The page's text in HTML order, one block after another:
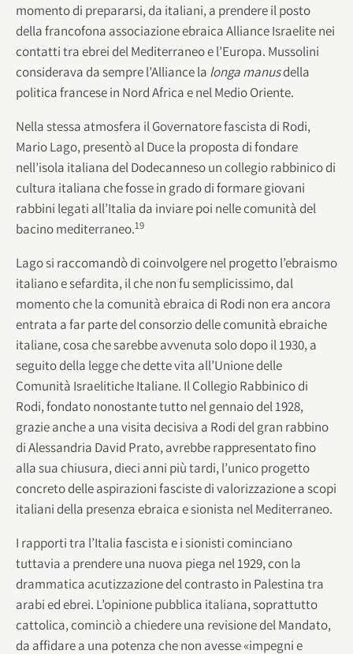
momento di prepararsi, da italiani, a prendere il posto
della francofona associazione ebraica Alliance Israelite nei
contatti tra ebrei del Mediterraneo e l’Europa. Mussolini
considerava da sempre l’Alliance la longa manusdella
politica francese in Nord Africa e nel Medio Oriente.
Nella stessa atmosfera il Governatore fascista di Rodi,
Mario Lago, presentò al Duce la proposta di fondare
nell’isola italiana del Dodecanneso un collegio rabbinico di
cultura italiana che fosse in grado di formare giovani
rabbini legati all’Italia da inviare poi nelle comunità del
bacino mediterraneo.19
Lago si raccomandò di coinvolgere nel progetto l’ebraismo
italiano e sefardita, il che non fu semplicissimo, dal
momento che la comunità ebraica di Rodi non era ancora
entrata a far parte del consorzio delle comunità ebraiche
italiane, cosa che sarebbe avvenuta solo dopo il 1930, a
seguito della legge che dette vita all’Unione delle
Comunità Israelitiche Italiane. Il Collegio Rabbinico di
Rodi, fondato nonostante tutto nel gennaio del 1928,
grazie anche a una visita decisiva a Rodi del gran rabbino
di Alessandria David Prato, avrebbe rappresentato fino
alla sua chiusura, dieci anni più tardi, l’unico progetto
concreto delle aspirazioni fasciste di valorizzazione a scopi
italiani della presenza ebraica e sionista nel Mediterraneo.
I rapporti tra l’Italia fascista e i sionisti cominciano
tuttavia a prendere una nuova piega nel 1929, con la
drammatica acutizzazione del contrasto in Palestina tra
arabi ed ebrei. L’opinione pubblica italiana, soprattutto
cattolica, cominciò a chiedere una revisione del Mandato,
da affidare a una potenza che non avesse «impegni e